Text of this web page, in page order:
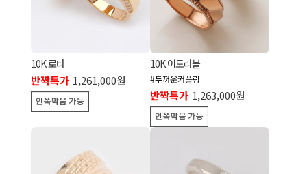
10K 로타
반짝특가 1,261,000원
10K 어도라블
#두꺼운커플링
반짝특가 1,263,000원